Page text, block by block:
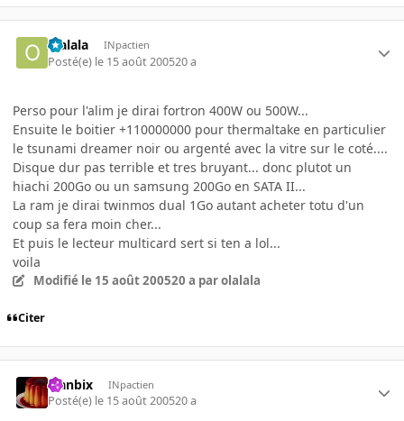
olalala INpactien
Posté(e) le 15 août 200520 a
Perso pour l'alim je dirai fortron 400W ou 500W...
Ensuite le boitier +110000000 pour thermaltake en particulier
le tsunami dreamer noir ou argenté avec la vitre sur le coté....
Disque dur pas terrible et tres bruyant... donc plutot un
hiachi 200Go ou un samsung 200Go en SATA II...
La ram je dirai twinmos dual 1Go autant acheter totu d'un
coup sa fera moin cher...
Et puis le lecteur multicard sert si ten a lol...
voila
Modifié le 15 août 200520 a par olalala
Citer
Flanbix INpactien
Posté(e) le 15 août 200520 a